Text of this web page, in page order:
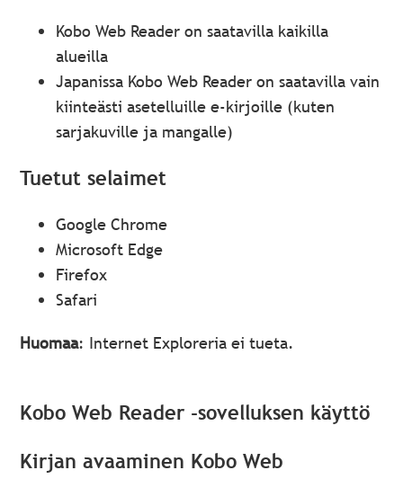
Kobo Web Reader on saatavilla kaikilla
alueilla
Japanissa Kobo Web Reader on saatavilla vain
kiinteästi asetelluille e-kirjoille (kuten
sarjakuville ja mangalle)
Tuetut selaimet
Google Chrome
Microsoft Edge
Firefox
Safari
Huomaa: Internet Exploreria ei tueta.
Kobo Web Reader -sovelluksen käyttö
Kirjan avaaminen Kobo Web